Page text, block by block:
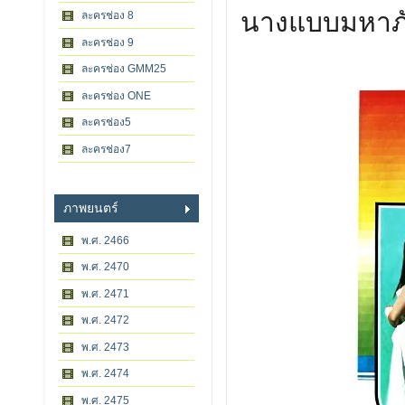
ละครช่อง 8
ละครช่อง 9
ละครช่อง GMM25
ละครช่อง ONE
ละครช่อง5
ละครช่อง7
ภาพยนตร์
พ.ศ. 2466
พ.ศ. 2470
พ.ศ. 2471
พ.ศ. 2472
พ.ศ. 2473
พ.ศ. 2474
พ.ศ. 2475
นางแบบมหา